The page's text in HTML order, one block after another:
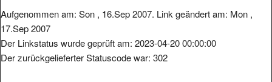
Aufgenommen am: Son , 16.Sep 2007. Link geändert am: Mon ,
17.Sep 2007
Der Linkstatus wurde geprüft am: 2023-04-20 00:00:00
Der zurückgelieferter Statuscode war: 302